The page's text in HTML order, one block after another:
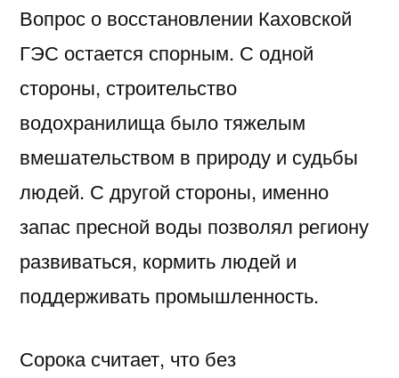
Вопрос о восстановлении Каховской
ГЭС остается спорным. С одной
стороны, строительство
водохранилища было тяжелым
вмешательством в природу и судьбы
людей. С другой стороны, именно
запас пресной воды позволял региону
развиваться, кормить людей и
поддерживать промышленность.
Сорока считает, что без